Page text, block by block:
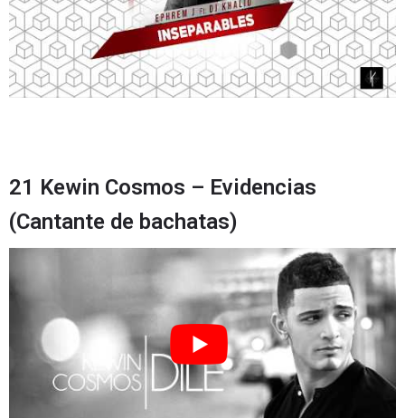
21 Kewin Cosmos – Evidencias
(Cantante de bachatas)